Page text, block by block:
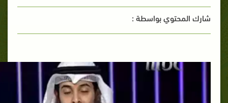
شارك المحتوي بواسطة :